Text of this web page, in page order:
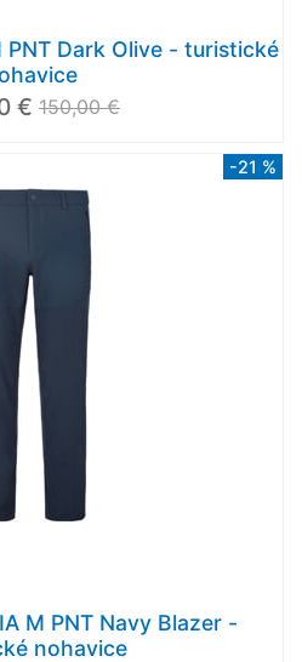
PNT Dark Olive - turistické
€ 150,00 €
-21 %
M PNT Navy Blazer -
nohavice